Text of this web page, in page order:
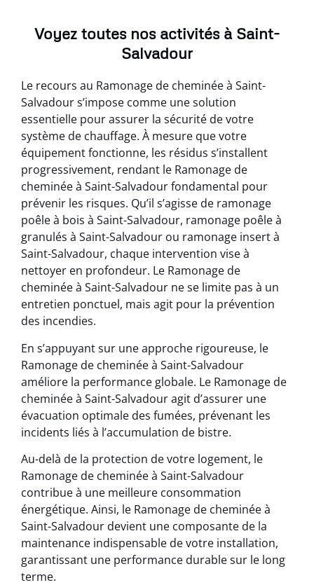
Voyez toutes nos activités à Saint-
Salvadour
Le recours au Ramonage de cheminée à Saint-
Salvadour s’impose comme une solution
essentielle pour assurer la sécurité de votre
système de chauffage. À mesure que votre
équipement fonctionne, les résidus s’installent
progressivement, rendant le Ramonage de
cheminée à Saint-Salvadour fondamental pour
prévenir les risques. Qu’il s’agisse de ramonage
poêle à bois à Saint-Salvadour, ramonage poêle à
granulés à Saint-Salvadour ou ramonage insert à
Saint-Salvadour, chaque intervention vise à
nettoyer en profondeur. Le Ramonage de
cheminée à Saint-Salvadour ne se limite pas à un
entretien ponctuel, mais agit pour la prévention
des incendies.
En s’appuyant sur une approche rigoureuse, le
Ramonage de cheminée à Saint-Salvadour
améliore la performance globale. Le Ramonage de
cheminée à Saint-Salvadour agit d’assurer une
évacuation optimale des fumées, prévenant les
incidents liés à l’accumulation de bistre.
Au-delà de la protection de votre logement, le
Ramonage de cheminée à Saint-Salvadour
contribue à une meilleure consommation
énergétique. Ainsi, le Ramonage de cheminée à
Saint-Salvadour devient une composante de la
maintenance indispensable de votre installation,
garantissant une performance durable sur le long
terme.